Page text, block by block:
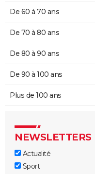
De 60 à 70 ans
De 70 à 80 ans
De 80 à 90 ans
De 90 à 100 ans
Plus de 100 ans
NEWSLETTERS
Actualité
Sport